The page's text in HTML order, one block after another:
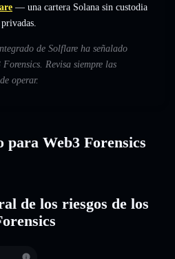
— una cartera Solana sin custodia
de Solflare ha señalado
Revisa siempre las
operar.
para Web3 Forensics
de los riesgos de los